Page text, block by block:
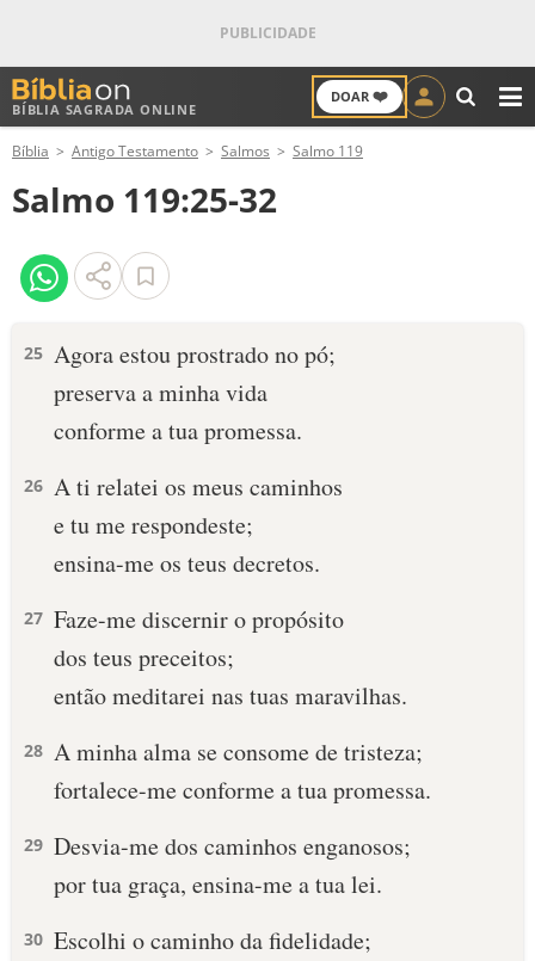
BÍBLIA SAGRADA ONLINE
DOAR ❤️
ANTIGO TESTAMENTO
NOVO TESTAMENTO
VERSÍCULOS
PALAVRA DO DIA
DEVOCIONAL DIÁRIO
10 MANDAMENTOS
ESBOÇOS DE PREGAÇÃO
TEMAS
TERMO BÍBLICO JOGOS
QUEM SOMOS
Bíblia Antigo Testamento Salmos Salmo 119
Salmo 119:25-32
25 Agora estou prostrado no pó;
preserva a minha vida
conforme a tua promessa.
26 A ti relatei os meus caminhos
e tu me respondeste;
ensina-me os teus decretos.
27 Faze-me discernir o propósito
dos teus preceitos;
então meditarei nas tuas maravilhas.
28 A minha alma se consome de tristeza;
fortalece-me conforme a tua promessa.
29 Desvia-me dos caminhos enganosos;
por tua graça, ensina-me a tua lei.
30 Escolhi o caminho da fidelidade;